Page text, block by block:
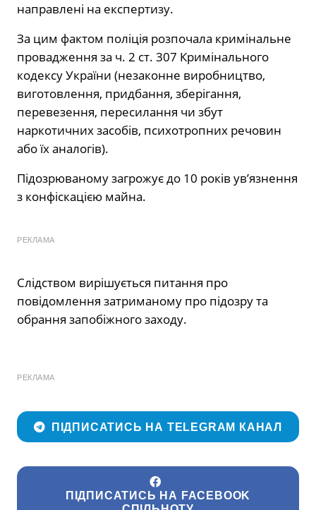
направлені на експертизу.
За цим фактом поліція розпочала кримінальне
провадження за ч. 2 ст. 307 Кримінального
кодексу України (незаконне виробництво,
виготовлення, придбання, зберігання,
перевезення, пересилання чи збут
наркотичних засобів, психотропних речовин
або їх аналогів).
Підозрюваному загрожує до 10 років ув’язнення
з конфіскацією майна.
РЕКЛАМА
Слідством вирішується питання про
повідомлення затриманому про підозру та
обрання запобіжного заходу.
РЕКЛАМА
ПІДПИСАТИСЬ НА TELEGRAM КАНАЛ
ПІДПИСАТИСЬ НА FACEBOOK